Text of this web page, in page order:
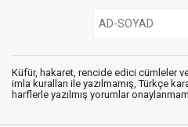
Küfür, hakaret, rencide edici cümleler
imla kuralları ile yazılmamış, Türkçe
harflerle yazılmış yorumlar